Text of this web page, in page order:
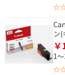
ン(
1
イン
4
用紙サ
L判